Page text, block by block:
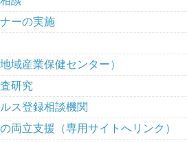
ーの実施
域産業保健センター）
研究
ス登録相談機関
両立支援（専用サイトへリンク）